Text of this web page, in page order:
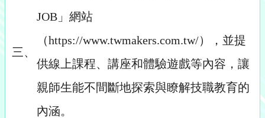
三、
JOB」網站
（https://www.twmakers.com.tw/），並提
供線上課程、講座和體驗遊戲等內容，讓
親師生能不間斷地探索與瞭解技職教育的
內涵。